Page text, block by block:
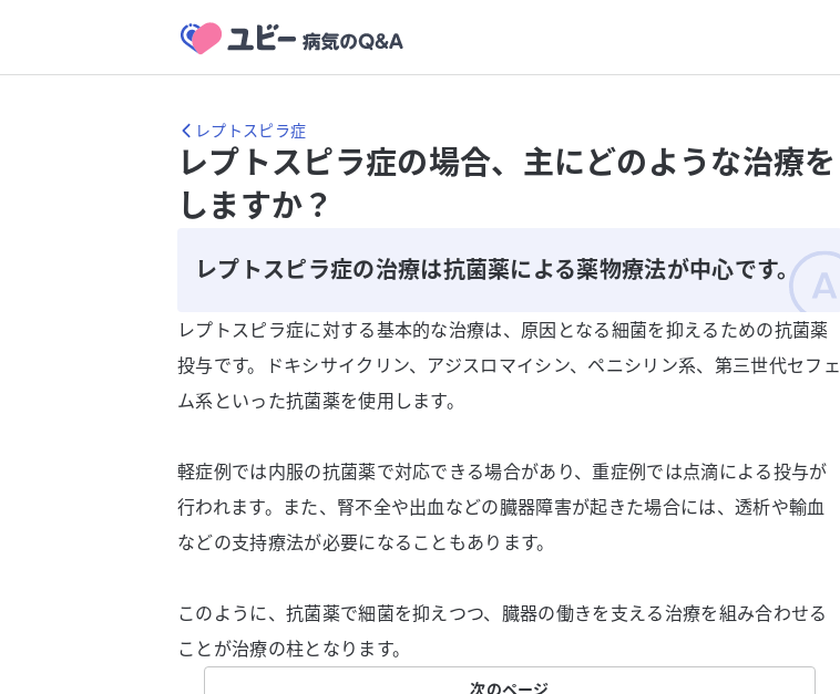
レプトスピラ症
レプトスピラ症の場合、主にどのような治療を
しますか？
レプトスピラ症の治療は抗菌薬による薬物療法が中心です。
レプトスピラ症に対する基本的な治療は、原因となる細菌を抑えるための抗菌薬
投与です。ドキシサイクリン、アジスロマイシン、ペニシリン系、第三世代セフェ
ム系といった抗菌薬を使用します。
軽症例では内服の抗菌薬で対応できる場合があり、重症例では点滴による投与が
行われます。また、腎不全や出血などの臓器障害が起きた場合には、透析や輸血
などの支持療法が必要になることもあります。
このように、抗菌薬で細菌を抑えつつ、臓器の働きを支える治療を組み合わせる
ことが治療の柱となります。
次のページ